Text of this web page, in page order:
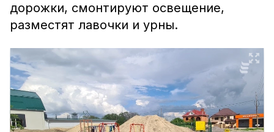
дорожки, смонтируют освещение,
разместят лавочки и урны.